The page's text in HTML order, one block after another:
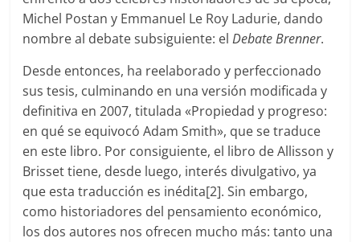
Michel Postan y Emmanuel Le Roy Ladurie, dando
nombre al debate subsiguiente: elDebate Brenner.
Desde entonces, ha reelaborado y perfeccionado
sus tesis, culminando en una versión modificada y
definitiva en 2007, titulada «Propiedad y progreso:
en qué se equivocó Adam Smith», que se traduce
en este libro. Por consiguiente, el libro de Allisson y
Brisset tiene, desde luego, interés divulgativo, ya
que esta traducción es inédita[2]. Sin embargo,
como historiadores del pensamiento económico,
los dos autores nos ofrecen mucho más: tanto una